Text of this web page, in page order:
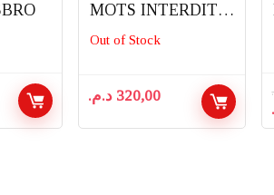
MOTS INTERDITS
HASBRO
Out of Stock
320,00 د.م.